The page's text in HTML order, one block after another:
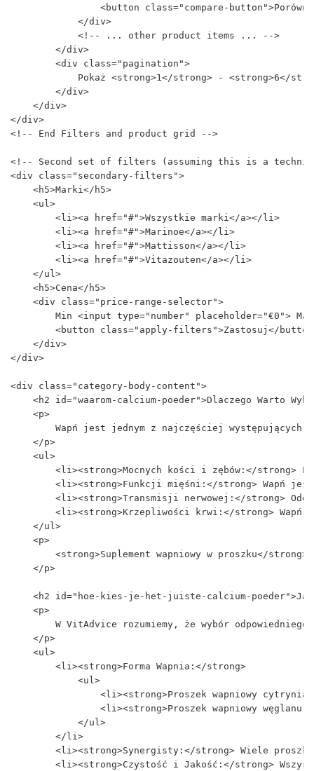
<button class="compare-
            </div>
            <!-- ... other product items ... -->
        </div>
        <div class="pagination">
Pokaż <strong>1</strong> - <strong>6</
        </div>
    </div>
</div>
<!-- End Filters and product grid -->
<!-- Second set of filters (assuming this is a
<div class="secondary-filters">
    <h5>Marki</h5>
    <ul>
        <li><a href="#">Wszystkie marki</a></li>
        <li><a href="#">Marinoe</a></li>
        <li><a href="#">Mattisson</a></li>
        <li><a href="#">Vitazouten</a></li>
    </ul>
    <h5>Cena</h5>
    <div class="price-range-selector">
Min <input type="number" placeholder="€0">
<button class="apply-filters">Zastosuj</
    </div>
</div>
<div class="category-body-content">
<h2 id="waarom-calcium-poeder">Dlaczego Warto
    <p>
Wapń jest jednym z najczęściej występujących
    </p>
    <ul>
<li><strong>Mocnych kości i zębów:</strong>
<li><strong>Funkcji mięśni:</strong> Wapń
<li><strong>Transmisji nerwowej:</strong>
<li><strong>Krzepliwości krwi:</strong> Wapń
    </ul>
    <p>
<strong>Suplement wapniowy w proszku</
    </p>
<h2 id="hoe-kies-je-het-juiste-calcium-
    <p>
W VitAdvice rozumiemy, że wybór
    </p>
    <ul>
        <li><strong>Forma Wapnia:</strong>
            <ul>
<li><strong>Proszek wapniowy
<li><strong>Proszek wapniowy
            </ul>
        </li>
<li><strong>Synergisty:</strong> Wiele
<li><strong>Czystość i Jakość:</strong>